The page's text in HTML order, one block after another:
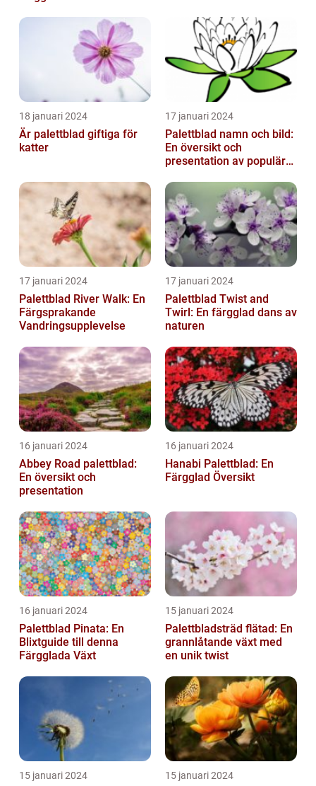
18 januari 2024
Är palettblad giftiga för
katter
17 januari 2024
Palettblad namn och bild:
En översikt och
presentation av populära
17 januari 2024
Palettblad River Walk: En
Färgsprakande
Vandringsupplevelse
17 januari 2024
Palettblad Twist and
Twirl: En färgglad dans av
naturen
16 januari 2024
Abbey Road palettblad:
En översikt och
presentation
16 januari 2024
Hanabi Palettblad: En
Färgglad Översikt
16 januari 2024
Palettblad Pinata: En
Blixtguide till denna
Färgglada Växt
15 januari 2024
Palettbladsträd flätad: En
grannlåtande växt med
en unik twist
15 januari 2024 15 januari 2024